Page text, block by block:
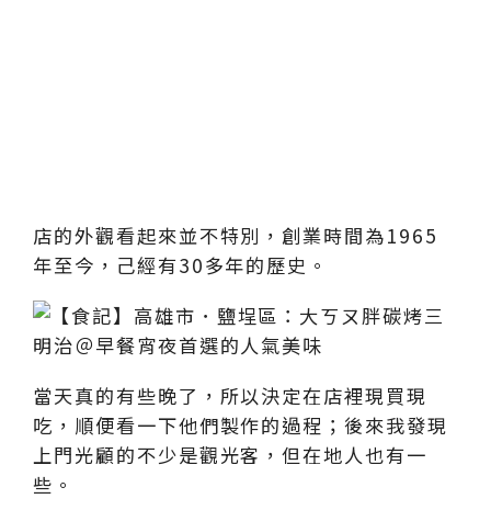
店的外觀看起來並不特別，創業時間為1965
年至今，己經有30多年的歷史。
當天真的有些晚了，所以決定在店裡現買現
吃，順便看一下他們製作的過程；後來我發現
上門光顧的不少是觀光客，但在地人也有一
些。